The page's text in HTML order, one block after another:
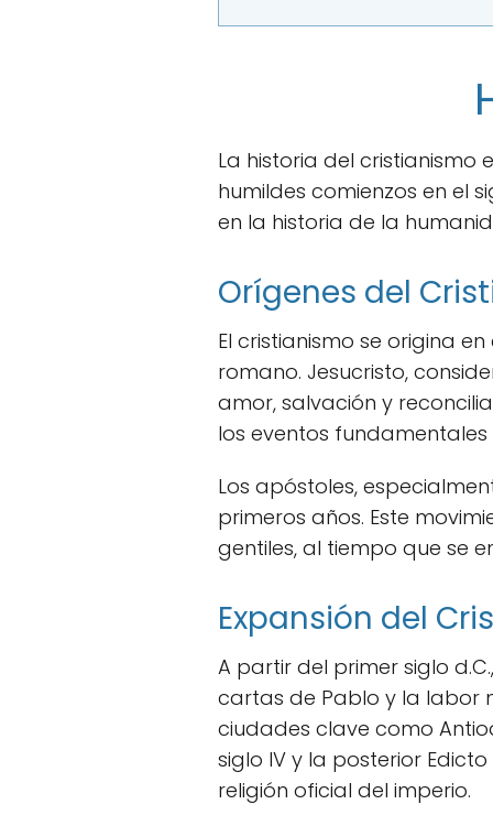
La historia del cristianismo
humildes comienzos en el
en la historia de la
Orígenes del
El cristianismo se origina
romano. Jesucristo,
amor, salvación y
los eventos
Los apóstoles,
primeros años. Este
gentiles, al tiempo que se
Expansión del
A partir del primer siglo
cartas de Pablo y la labor
ciudades clave como
siglo IV y la posterior
religión oficial del imperio.